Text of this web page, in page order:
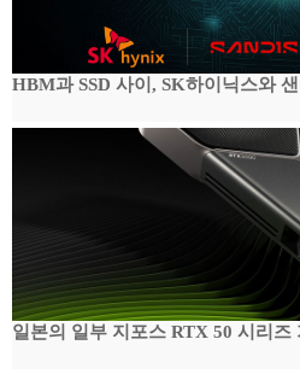
HBM과 SSD 사이, SK하이닉스와
일본의 일부 지포스 RTX 50 시리즈